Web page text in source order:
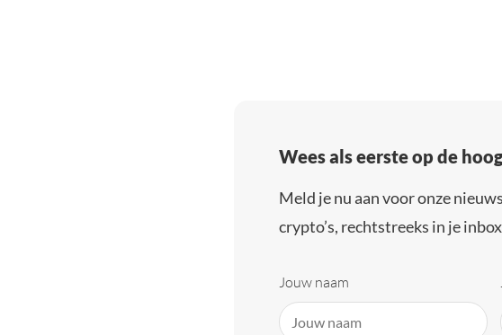
Wees als eerste op de
Meld je nu aan voor onze
crypto’s, rechtstreeks in je
Jouw naam